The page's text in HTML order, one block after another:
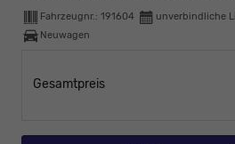
Fahrzeugnr.: 191604
unverbindliche
Neuwagen
Gesamtpreis